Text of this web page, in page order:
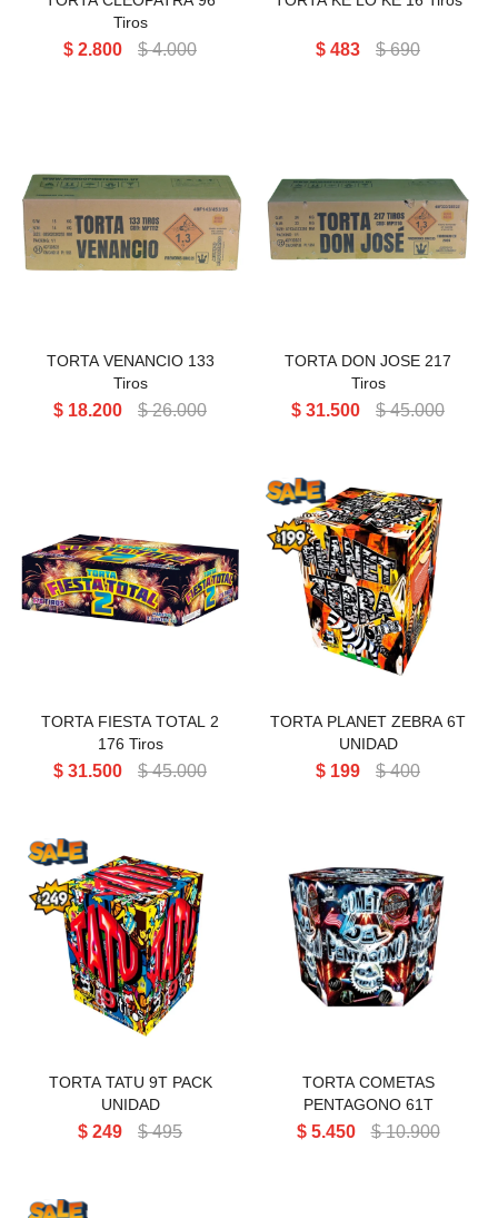
Tiros
$ 2.800 $ 4.000 $ 483 $ 690
TORTA VENANCIO 133
TIROS
TORTA VENANCIO 133
Tiros
$ 18.200 $ 26.000
TORTA DON JOSE 217
TIROS
TORTA DON JOSE 217
Tiros
$ 31.500 $ 45.000
TORTA FIESTA TOTAL 2 176
TIROS
TORTA FIESTA TOTAL 2
176 Tiros
$ 31.500 $ 45.000
TORTA PLANET ZEBRA 6T
PACK X 4
TORTA PLANET ZEBRA 6T
UNIDAD
$ 199 $ 400
TORTA TATU 9T PACK
X4PCS
TORTA TATU 9T PACK
UNIDAD
$ 249 $ 495
TORTA COMETAS
PENTAGONO 61T
TORTA COMETAS
PENTAGONO 61T
$ 5.450 $ 10.900